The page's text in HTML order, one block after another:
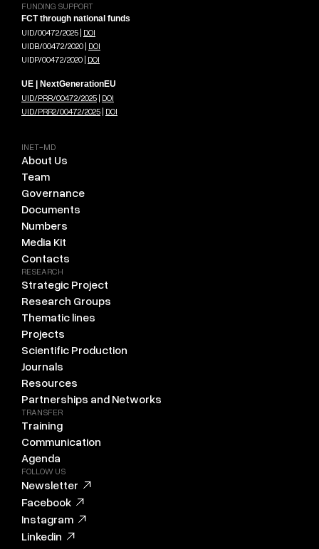
FUNDING SUPPORT
FCT through national funds
UID/00472/2025 | DOI
UIDB/00472/2020 | DOI
UIDP/00472/2020 | DOI
UE | NextGenerationEU
UID/PRR/00472/2025 | DOI
UID/PRR2/00472/2025 | DOI
INET-MD
About Us
Team
Governance
Documents
Numbers
Media Kit
Contacts
RESEARCH
Strategic Project
Research Groups
Thematic lines
Projects
Scientific Production
Journals
Resources
Partnerships and Networks
TRANSFER
Training
Communication
Agenda
FOLLOW US
Newsletter
Facebook
Instagram
Linkedin